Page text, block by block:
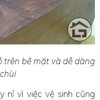
trên bề mặt và dễ dàng
nỉ vì việc vệ sinh cũng